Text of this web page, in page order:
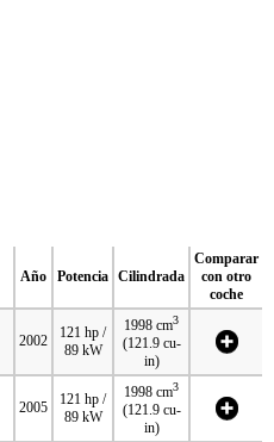
Año Potencia Cilindrada
Comparar
con otro
coche
2002
121 hp /
89 kW
1998 cm3
(121.9 cu-
in)
2005
121 hp /
89 kW
1998 cm3
(121.9 cu-
in)